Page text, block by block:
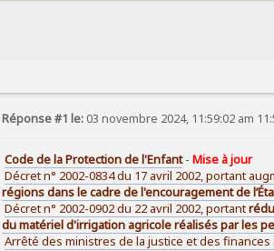
Réponse #1 le: 03 novembre 2024, 11:59:02 am
Code de la Protection de l'Enfant-Mise à jour
Décret n° 2002-0834 du 17 avril 2002, portant
régions dans le cadre de l'encouragement de
Décret n° 2002-0902 du 22 avril 2002, portant
du matériel d'irrigation agricole réalisés par les
Arrêté des ministres de la justice et des finances